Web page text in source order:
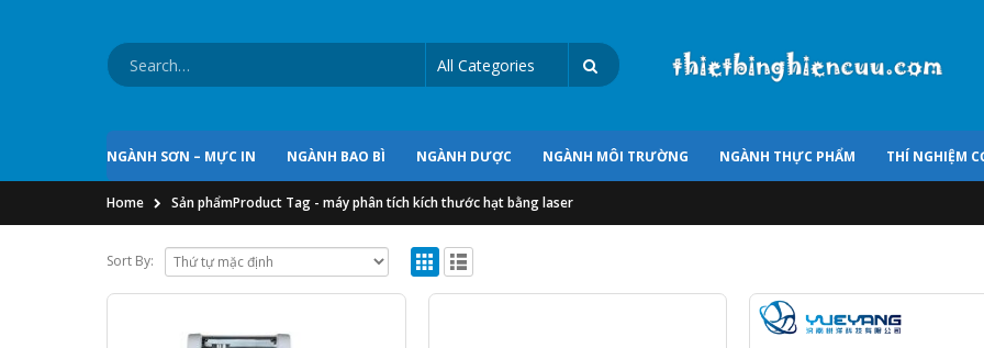
NGÀNH SƠN – MỰC IN NGÀNH BAO BÌ NGÀNH DƯỢC NGÀNH MÔI TRƯỜNG NGÀNH THỰC PHẨM THÍ NGHIỆM
Home Sản phẩmProduct Tag - máy phân tích kích thước hạt bằng laser
Sort By: